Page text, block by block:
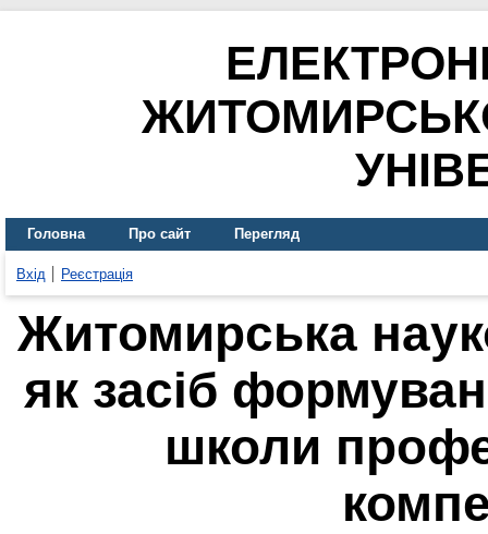
Головна Про сайт Перегляд
Вхід Реєстрація
Житомирська
як засіб
школи